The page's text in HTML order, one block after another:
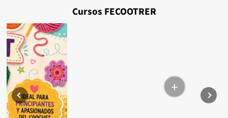
Cursos FECOOTRER